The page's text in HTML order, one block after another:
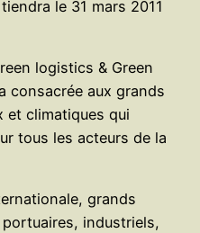
le 31 mars 2011
logistics & Green
consacrée aux grands
et climatiques qui
tous les acteurs de la
grands
industriels,